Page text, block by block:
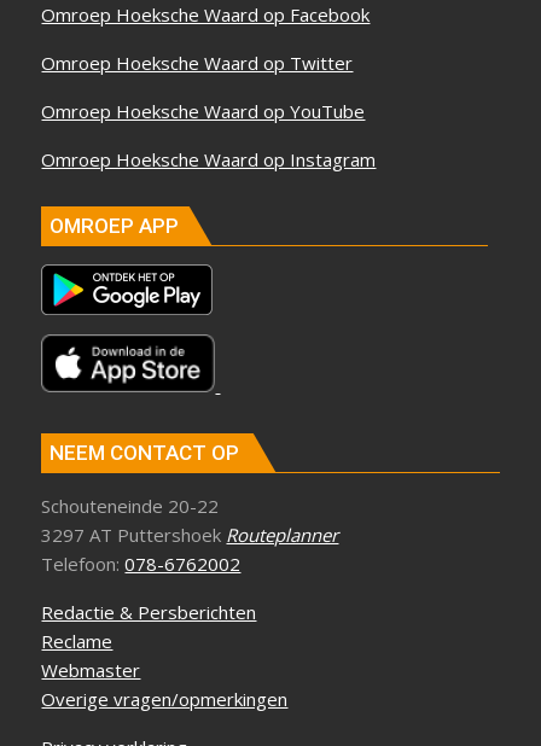
Omroep Hoeksche Waard op Facebook
Omroep Hoeksche Waard op Twitter
Omroep Hoeksche Waard op YouTube
Omroep Hoeksche Waard op Instagram
OMROEP APP
NEEM CONTACT OP
Schouteneinde 20-22
3297 AT Puttershoek Routeplanner
Telefoon:078-6762002
Redactie & Persberichten
Reclame
Webmaster
Overige vragen/opmerkingen